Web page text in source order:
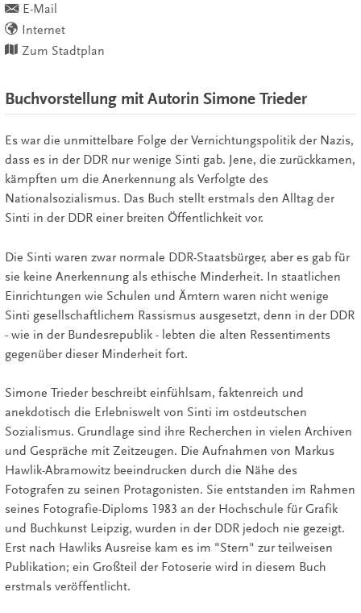
E-Mail
Internet
Zum Stadtplan
Buchvorstellung mit Autorin Simone Trieder
Es war die unmittelbare Folge der Vernichtungspolitik der Nazis,
dass es in der DDR nur wenige Sinti gab. Jene, die zurückkamen,
kämpften um die Anerkennung als Verfolgte des
Nationalsozialismus. Das Buch stellt erstmals den Alltag der
Sinti in der DDR einer breiten Öffentlichkeit vor.
Die Sinti waren zwar normale DDR-Staatsbürger, aber es gab für
sie keine Anerkennung als ethische Minderheit. In staatlichen
Einrichtungen wie Schulen und Ämtern waren nicht wenige
Sinti gesellschaftlichem Rassismus ausgesetzt, denn in der DDR
- wie in der Bundesrepublik - lebten die alten Ressentiments
gegenüber dieser Minderheit fort.
Simone Trieder beschreibt einfühlsam, faktenreich und
anekdotisch die Erlebniswelt von Sinti im ostdeutschen
Sozialismus. Grundlage sind ihre Recherchen in vielen Archiven
und Gespräche mit Zeitzeugen. Die Aufnahmen von Markus
Hawlik-Abramowitz beeindrucken durch die Nähe des
Fotografen zu seinen Protagonisten. Sie entstanden im Rahmen
seines Fotografie-Diploms 1983 an der Hochschule für Grafik
und Buchkunst Leipzig, wurden in der DDR jedoch nie gezeigt.
Erst nach Hawliks Ausreise kam es im "Stern" zur teilweisen
Publikation; ein Großteil der Fotoserie wird in diesem Buch
erstmals veröffentlicht.